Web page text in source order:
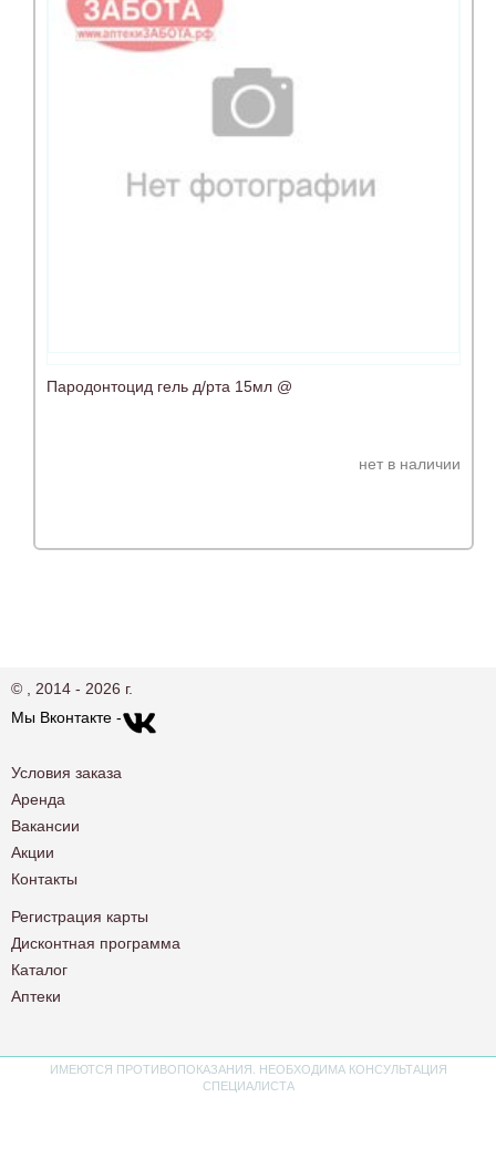
Пародонтоцид гель д/рта 15мл @
нет в наличии
© , 2014 - 2026 г.
Мы Вконтакте -
Условия заказа
Аренда
Вакансии
Акции
Контакты
Регистрация карты
Дисконтная программа
Каталог
Аптеки
ИМЕЮТСЯ ПРОТИВОПОКАЗАНИЯ. НЕОБХОДИМА КОНСУЛЬТАЦИЯ
СПЕЦИАЛИСТА